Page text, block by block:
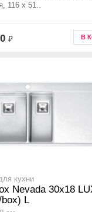
116 x 51..
₽ В
кухни
Nevada 30x18
box) L